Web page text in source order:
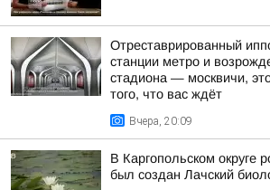
Отреставрированный
станции метро и
стадиона — москвичи,
того, что вас ждёт
Вчера, 20:09
В Каргопольском округе
был создан Лачский